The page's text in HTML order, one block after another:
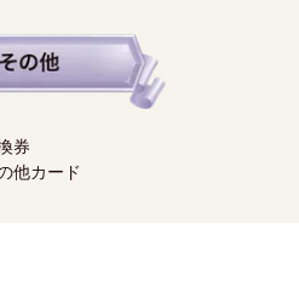
券
他カード